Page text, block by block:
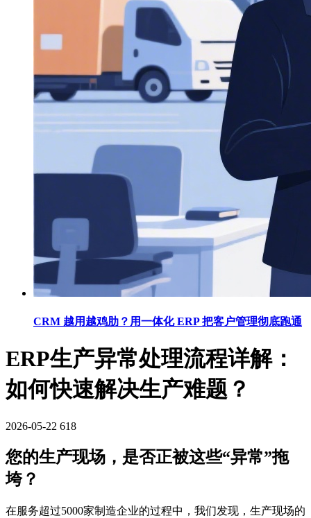
CRM 越用越鸡肋？用一体化 ERP 把客户管理彻底跑通
ERP生产异常处理流程详解：
如何快速解决生产难题？
2026-05-22 618
您的生产现场，是否正被这些“异常”拖
垮？
在服务超过5000家制造企业的过程中，我们发现，生产现场的